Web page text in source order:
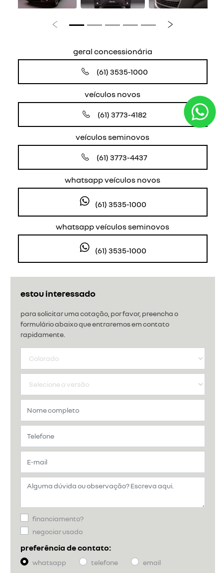
estou interessado
para solicitar uma cotação, por favor, preencha o
formulário abaixo que entraremos em contato
rapidamente.
financiamento?
negociar usado
preferência de contato:
whatsapp telefone email
Anterior Próximo
geral concessionária
(61) 3535-1000
veículos novos
(61) 3773-4182
veículos seminovos
(61) 3773-4437
whatsapp veículos novos
(61) 3535-1000
whatsapp veículos seminovos
(61) 3535-1000